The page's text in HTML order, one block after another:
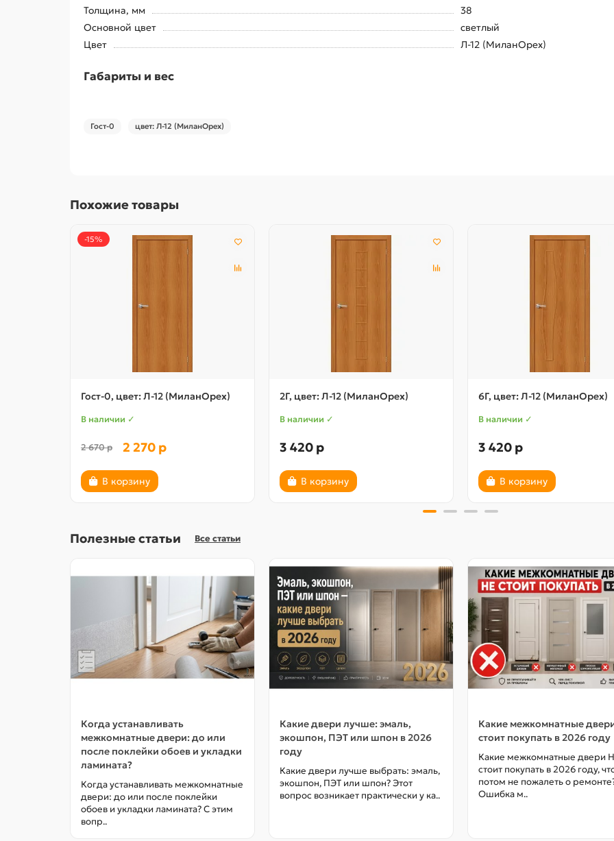
Толщина, мм
38
Основной цвет
светлый
Цвет
Л-12 (МиланОрех)
Габариты и вес
Гост-0 цвет: Л-12 (МиланОрех)
Похожие товары
-15%
Гост-0, цвет: Л-12 (МиланОрех)
В наличии ✓
2 670 р 2 270 р
В корзину
2Г, цвет: Л-12 (МиланОрех)
В наличии ✓
3 420 р
В корзину
6Г, цвет: Л-12 (МиланОрех)
В наличии ✓
3 420 р
В корзину
Полезные статьи Все статьи
Когда устанавливать
межкомнатные двери: до или
после поклейки обоев и укладки
ламината?
Когда устанавливать межкомнатные
двери: до или после поклейки
обоев и укладки ламината? С этим
вопр..
Какие двери лучше: эмаль,
экошпон, ПЭТ или шпон в 2026
году
Какие двери лучше выбрать: эмаль,
экошпон, ПЭТ или шпон? Этот
вопрос возникает практически у ка..
Какие межкомнатные
стоит покупать в 2026 году
Какие межкомнатные двери
стоит покупать в 2026 году,
потом не пожалеть о
Ошибка м..